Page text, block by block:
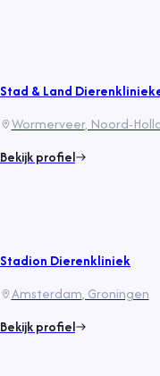
Stad & Land
Wormerveer, Noord-
Bekijk profiel
Stadion Dierenkliniek
Amsterdam, Groningen
Bekijk profiel